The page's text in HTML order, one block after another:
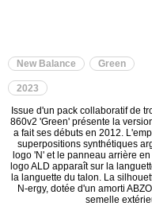
New Balance Green
2023
Issue d'un pack collaboratif de
860v2 'Green' présente la
a fait ses débuts en 2012.
superpositions synthétiques
logo 'N' et le panneau arrière
logo ALD apparaît sur la
la languette du talon. La
N-ergy, dotée d'un amorti
semelle